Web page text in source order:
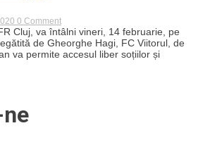
0 Commenton
De
Ziua
îndrăgostiților,
adu-
Cluj, va întâlni vineri, 14 februarie, pe
de Gheorghe Hagi, FC Viitorul, de
va permite accesul liber soțiilor și